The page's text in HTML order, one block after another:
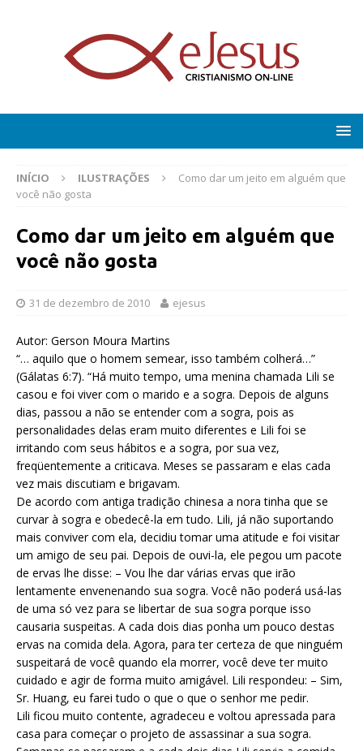
INÍCIO ILUSTRAÇÕES
Como dar um jeito em alguém que
você não gosta
Como dar um jeito em alguém que
você não gosta
31 de dezembro de 2010 ejesus
Autor: Gerson Moura Martins
“… aquilo que o homem semear, isso também colherá…”
(Gálatas 6:7). “Há muito tempo, uma menina chamada Lili se
casou e foi viver com o marido e a sogra. Depois de alguns
dias, passou a não se entender com a sogra, pois as
personalidades delas eram muito diferentes e Lili foi se
irritando com seus hábitos e a sogra, por sua vez,
freqüentemente a criticava. Meses se passaram e elas cada
vez mais discutiam e brigavam.
De acordo com antiga tradição chinesa a nora tinha que se
curvar à sogra e obedecê-la em tudo. Lili, já não suportando
mais conviver com ela, decidiu tomar uma atitude e foi visitar
um amigo de seu pai. Depois de ouvi-la, ele pegou um pacote
de ervas lhe disse: – Vou lhe dar várias ervas que irão
lentamente envenenando sua sogra. Você não poderá usá-las
de uma só vez para se libertar de sua sogra porque isso
causaria suspeitas. A cada dois dias ponha um pouco destas
ervas na comida dela. Agora, para ter certeza de que ninguém
suspeitará de você quando ela morrer, você deve ter muito
cuidado e agir de forma muito amigável. Lili respondeu: – Sim,
Sr. Huang, eu farei tudo o que o que o senhor me pedir.
Lili ficou muito contente, agradeceu e voltou apressada para
casa para começar o projeto de assassinar a sua sogra.